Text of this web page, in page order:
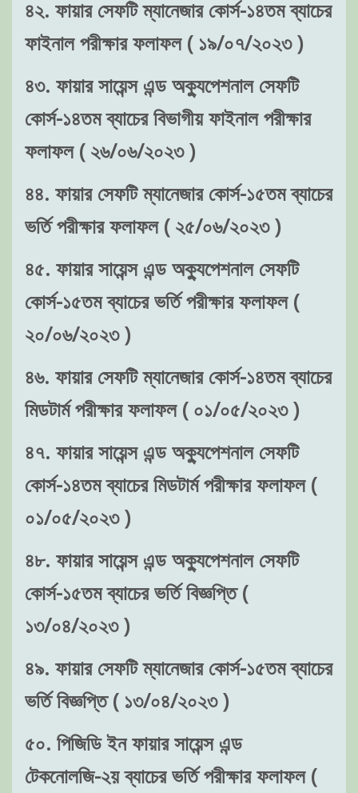
৪২. ফায়ার সেফটি ম্যানেজার কোর্স-১৪তম ব্যাচের
ফাইনাল পরীক্ষার ফলাফল ( ১৯/০৭/২০২৩ )
৪৩. ফায়ার সায়েন্স এন্ড অক্যুপেশনাল সেফটি
কোর্স-১৪তম ব্যাচের বিভাগীয় ফাইনাল পরীক্ষার
ফলাফল ( ২৬/০৬/২০২৩ )
৪৪. ফায়ার সেফটি ম্যানেজার কোর্স-১৫তম ব্যাচের
ভর্তি পরীক্ষার ফলাফল ( ২৫/০৬/২০২৩ )
৪৫. ফায়ার সায়েন্স এন্ড অক্যুপেশনাল সেফটি
কোর্স-১৫তম ব্যাচের ভর্তি পরীক্ষার ফলাফল (
২০/০৬/২০২৩ )
৪৬. ফায়ার সেফটি ম্যানেজার কোর্স-১৪তম ব্যাচের
মিডটার্ম পরীক্ষার ফলাফল ( ০১/০৫/২০২৩ )
৪৭. ফায়ার সায়েন্স এন্ড অক্যুপেশনাল সেফটি
কোর্স-১৪তম ব্যাচের মিডটার্ম পরীক্ষার ফলাফল (
০১/০৫/২০২৩ )
৪৮. ফায়ার সায়েন্স এন্ড অক্যুপেশনাল সেফটি
কোর্স-১৫তম ব্যাচের ভর্তি বিজ্ঞপ্তি (
১৩/০৪/২০২৩ )
৪৯. ফায়ার সেফটি ম্যানেজার কোর্স-১৫তম ব্যাচের
ভর্তি বিজ্ঞপ্তি ( ১৩/০৪/২০২৩ )
৫০. পিজিডি ইন ফায়ার সায়েন্স এন্ড
টেকনোলজি-২য় ব্যাচের ভর্তি পরীক্ষার ফলাফল (